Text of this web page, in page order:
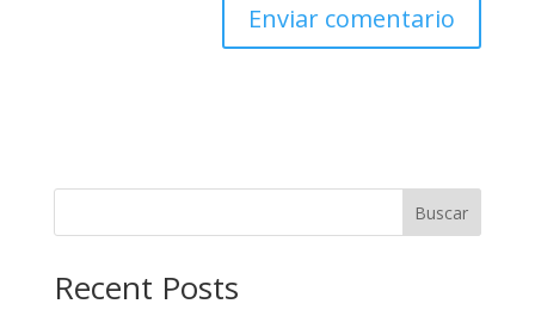
Buscar
Recent Posts